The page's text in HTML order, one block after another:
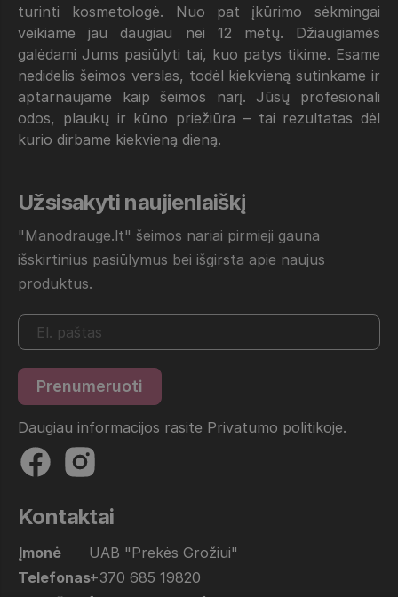
turinti kosmetologė. Nuo pat įkūrimo sėkmingai
veikiame jau daugiau nei 12 metų. Džiaugiamės
galėdami Jums pasiūlyti tai, kuo patys tikime. Esame
nedidelis šeimos verslas, todėl kiekvieną sutinkame ir
aptarnaujame kaip šeimos narį. Jūsų profesionali
odos, plaukų ir kūno priežiūra – tai rezultatas dėl
kurio dirbame kiekvieną dieną.
Užsisakyti naujienlaiškį
"Manodrauge.lt" šeimos nariai pirmieji gauna
išskirtinius pasiūlymus bei išgirsta apie naujus
produktus.
Daugiau informacijos rasite Privatumo politikoje.
Kontaktai
Įmonė
UAB "Prekės Grožiui"
Telefonas+370 685 19820